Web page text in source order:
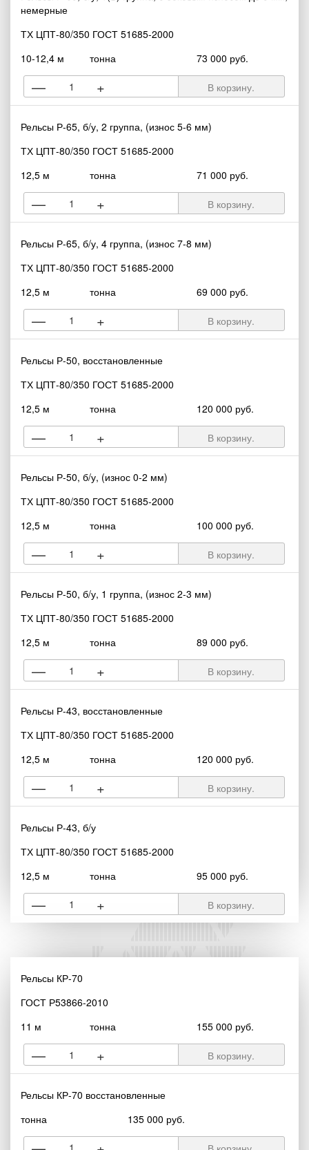
немерные
ТХ ЦПТ-80/350 ГОСТ 51685-2000
10-12,4 м
тонна 73 000 руб.
— + В корзину.
Рельсы Р-65, б/у, 2 группа, (износ 5-6 мм)
ТХ ЦПТ-80/350 ГОСТ 51685-2000
12,5 м
тонна 71 000 руб.
— + В корзину.
Рельсы Р-65, б/у, 4 группа, (износ 7-8 мм)
ТХ ЦПТ-80/350 ГОСТ 51685-2000
12,5 м
тонна 69 000 руб.
— + В корзину.
Рельсы Р-50, восстановленные
ТХ ЦПТ-80/350 ГОСТ 51685-2000
12,5 м
тонна 120 000 руб.
— + В корзину.
Рельсы Р-50, б/у, (износ 0-2 мм)
ТХ ЦПТ-80/350 ГОСТ 51685-2000
12,5 м
тонна 100 000 руб.
— + В корзину.
Рельсы Р-50, б/у, 1 группа, (износ 2-3 мм)
ТХ ЦПТ-80/350 ГОСТ 51685-2000
12,5 м
тонна 89 000 руб.
— + В корзину.
Рельсы Р-43, восстановленные
ТХ ЦПТ-80/350 ГОСТ 51685-2000
12,5 м
тонна 120 000 руб.
— + В корзину.
Рельсы Р-43, б/у
ТХ ЦПТ-80/350 ГОСТ 51685-2000
12,5 м
тонна 95 000 руб.
— + В корзину.
Рельсы КР-70
ГОСТ Р53866-2010
11 м
тонна 155 000 руб.
— + В корзину.
Рельсы КР-70 восстановленные
тонна
135 000 руб.